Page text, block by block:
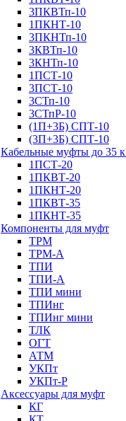
3ПКВТп-10
1ПКНТ-10
3ПКНТп-10
3КВТп-10
3КНТп-10
1ПСТ-10
3ПСТ-10
3СТп-10
3СТпР-10
(1П+3Б) СПТ-10
(3П+3Б) СПТ-10
Кабельные муфты до 35
1ПСТ-20
1ПКВТ-20
1ПКНТ-20
1ПКВТ-35
1ПКНТ-35
Компоненты для муфт
ТРМ
ТРМ-А
ТПИ
ТПИ-А
ТПИ мини
ТПИнг
ТПИнг мини
ТЛК
ОГТ
АТМ
УКПт
УКПт-Р
Аксессуары для муфт
КГ